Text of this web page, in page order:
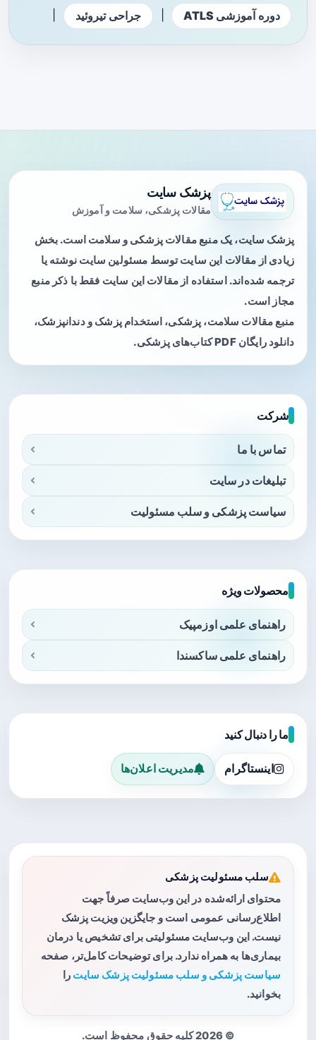
دوره آموزشی ATLS جراحی تیروئید
پزشک سایت
مقالات پزشکی، سلامت و آموزش
پزشک سایت، یک منبع مقالات پزشکی و سلامت است. بخش
زیادی از مقالات این سایت توسط مسئولین سایت نوشته یا
ترجمه شده‌اند. استفاده از مقالات این سایت فقط با ذکر منبع
مجاز است.
منبع مقالات سلامت، پزشکی، استخدام پزشک و دندانپزشک،
دانلود رایگان PDF کتاب‌های پزشکی.
شرکت
تماس با ما
تبلیغات در سایت
سیاست پزشکی و سلب مسئولیت
محصولات ویژه
راهنمای علمی اوزمپیک
راهنمای علمی ساکسندا
ما را دنبال کنید
اینستاگرام مدیریت اعلان‌ها
سلب مسئولیت پزشکی
محتوای ارائه‌شده در این وب‌سایت صرفاً جهت
اطلاع‌رسانی عمومی است و جایگزین ویزیت پزشک
نیست. این وب‌سایت مسئولیتی برای تشخیص یا درمان
بیماری‌ها به همراه ندارد. برای توضیحات کامل‌تر، صفحه
سیاست پزشکی و سلب مسئولیت پزشک سایت را
بخوانید.
© 2026 کلیه حقوق محفوظ است.